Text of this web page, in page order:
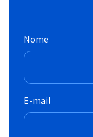
Nome
E-mail